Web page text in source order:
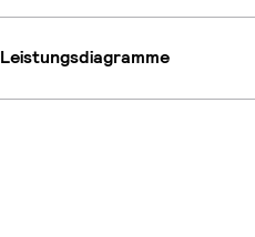
Leistungsdiagramme